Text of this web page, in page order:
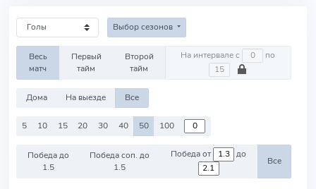
Выбор сезонов
Весь
матч
Первый
тайм
Второй
тайм
На интервале с по
Дома На выезде Все
5 10 15 20 30 40 50 100
Победа до
1.5
Победа соп. до
1.5
Победа от до
Все